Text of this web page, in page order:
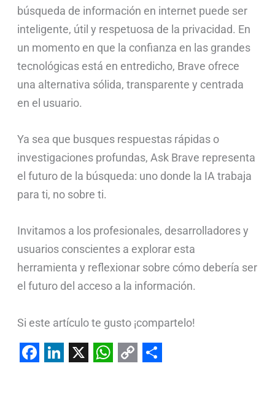
búsqueda de información en internet puede ser
inteligente, útil y respetuosa de la privacidad. En
un momento en que la confianza en las grandes
tecnológicas está en entredicho, Brave ofrece
una alternativa sólida, transparente y centrada
en el usuario.
Ya sea que busques respuestas rápidas o
investigaciones profundas, Ask Brave representa
el futuro de la búsqueda: uno donde la IA trabaja
para ti, no sobre ti.
Invitamos a los profesionales, desarrolladores y
usuarios conscientes a explorar esta
herramienta y reflexionar sobre cómo debería ser
el futuro del acceso a la información.
Si este artículo te gusto ¡compartelo!